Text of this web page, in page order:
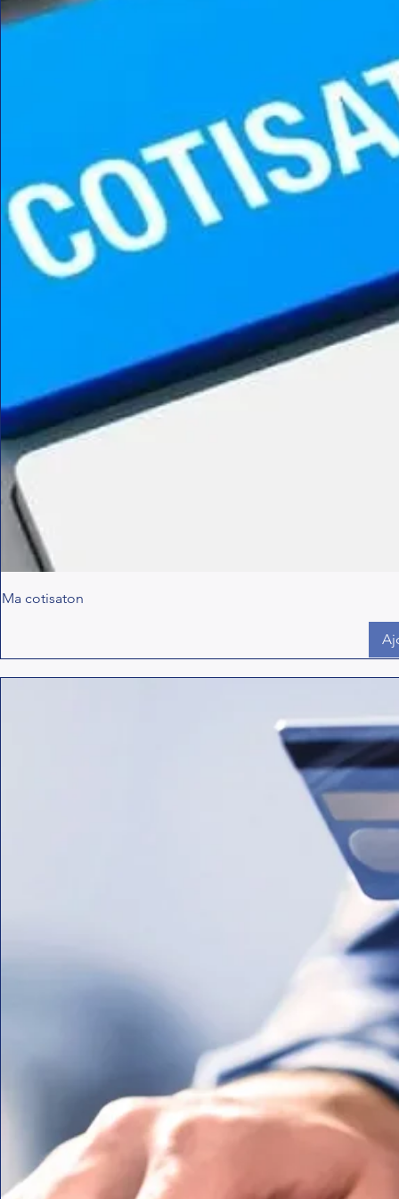
Ma cotisaton